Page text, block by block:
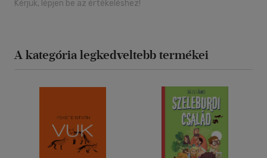
Kérjük, lépjen be az értékeléshez!
A kategória legkedveltebb termékei